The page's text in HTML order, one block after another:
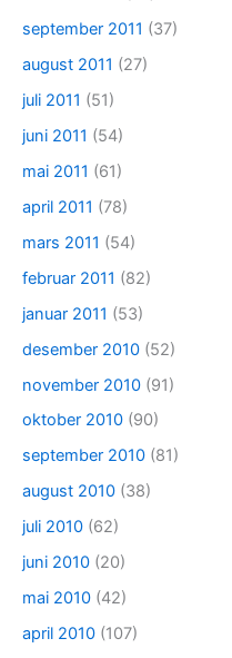
september 2011 (37)
august 2011 (27)
juli 2011 (51)
juni 2011 (54)
mai 2011 (61)
april 2011 (78)
mars 2011 (54)
februar 2011 (82)
januar 2011 (53)
desember 2010 (52)
november 2010 (91)
oktober 2010 (90)
september 2010 (81)
august 2010 (38)
juli 2010 (62)
juni 2010 (20)
mai 2010 (42)
april 2010 (107)